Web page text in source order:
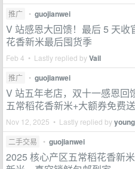
推广 • guojianwei
V 站感恩大回馈！最后 5 天收
花香新米最后囤货季
Feb 4 • Lastly replied byVail
推广 • guojianwei
V 站五年老店，双十一感恩回
五常稻花香新米+大额券免费送
Nov 12, 2025 • Lastly replied by
二手交易 • guojianwei
2025 核心产区五常稻花香新